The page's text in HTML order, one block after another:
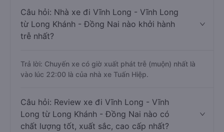
Câu hỏi: Nhà xe đi Vĩnh Long - Vĩnh Long
từ Long Khánh - Đồng Nai nào khởi hành
trễ nhất?
Trả lời: Chuyến xe có giờ xuất phát trễ (muộn) nhất là
vào lúc 22:00 là của nhà xe Tuấn Hiệp.
Câu hỏi: Review xe đi Vĩnh Long - Vĩnh
Long từ Long Khánh - Đồng Nai nào có
chất lượng tốt, xuất sắc, cao cấp nhất?